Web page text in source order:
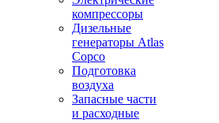
компрессоры
Дизельные
генераторы Atlas
Copco
Подготовка
воздуха
Запасные части
и расходные